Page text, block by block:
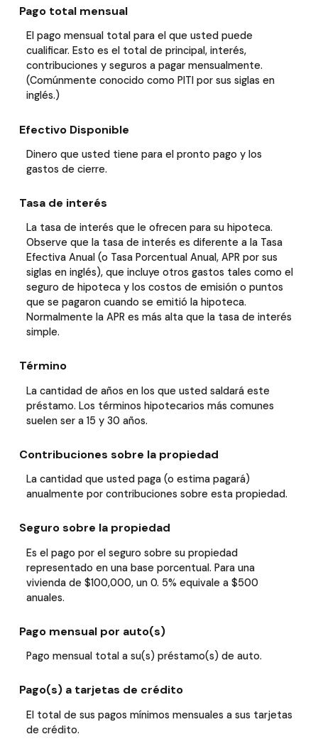
Pago total mensual
El pago mensual total para el que usted puede
cualificar. Esto es el total de principal, interés,
contribuciones y seguros a pagar mensualmente.
(Comúnmente conocido como PITI por sus siglas en
inglés.)
Efectivo Disponible
Dinero que usted tiene para el pronto pago y los
gastos de cierre.
Tasa de interés
La tasa de interés que le ofrecen para su hipoteca.
Observe que la tasa de interés es diferente a la Tasa
Efectiva Anual (o Tasa Porcentual Anual, APR por sus
siglas en inglés), que incluye otros gastos tales como el
seguro de hipoteca y los costos de emisión o puntos
que se pagaron cuando se emitió la hipoteca.
Normalmente la APR es más alta que la tasa de interés
simple.
Término
La cantidad de años en los que usted saldará este
préstamo. Los términos hipotecarios más comunes
suelen ser a 15 y 30 años.
Contribuciones sobre la propiedad
La cantidad que usted paga (o estima pagará)
anualmente por contribuciones sobre esta propiedad.
Seguro sobre la propiedad
Es el pago por el seguro sobre su propiedad
representado en una base porcentual. Para una
vivienda de $100,000, un 0. 5% equivale a $500
anuales.
Pago mensual por auto(s)
Pago mensual total a su(s) préstamo(s) de auto.
Pago(s) a tarjetas de crédito
El total de sus pagos mínimos mensuales a sus tarjetas
de crédito.